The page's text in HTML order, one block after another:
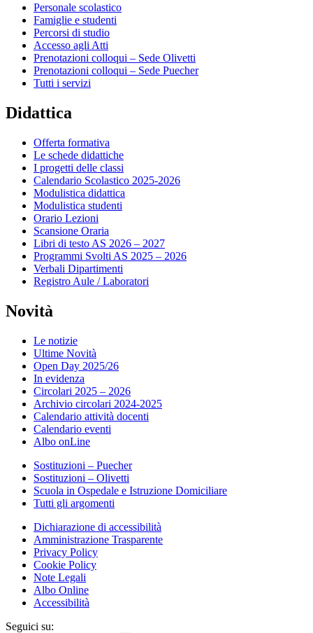
Personale scolastico
Famiglie e studenti
Percorsi di studio
Accesso agli Atti
Prenotazioni colloqui – Sede Olivetti
Prenotazioni colloqui – Sede Puecher
Tutti i servizi
Didattica
Offerta formativa
Le schede didattiche
I progetti delle classi
Calendario Scolastico 2025-2026
Modulistica didattica
Modulistica studenti
Orario Lezioni
Scansione Oraria
Libri di testo AS 2026 – 2027
Programmi Svolti AS 2025 – 2026
Verbali Dipartimenti
Registro Aule / Laboratori
Novità
Le notizie
Ultime Novità
Open Day 2025/26
In evidenza
Circolari 2025 – 2026
Archivio circolari 2024-2025
Calendario attività docenti
Calendario eventi
Albo onLine
Sostituzioni – Puecher
Sostituzioni – Olivetti
Scuola in Ospedale e Istruzione Domiciliare
Tutti gli argomenti
Dichiarazione di accessibilità
Amministrazione Trasparente
Privacy Policy
Cookie Policy
Note Legali
Albo Online
Accessibilità
Seguici su: